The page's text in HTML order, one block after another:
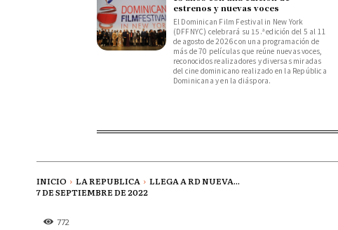
estrenos y nuevas voces
El Dominican Film Festival in New York
(DFFNYC) celebrará su 15.ª edición del 5 al 11
de agosto de 2026 con una programación de
más de 70 películas que reúne nuevas voces,
reconocidos realizadores y diversas miradas
del cine dominicano realizado en la República
Dominicana y en la diáspora.
INICIO LA REPUBLICA
LLEGA A RD NUEVA...
7 DE SEPTIEMBRE DE 2022
772